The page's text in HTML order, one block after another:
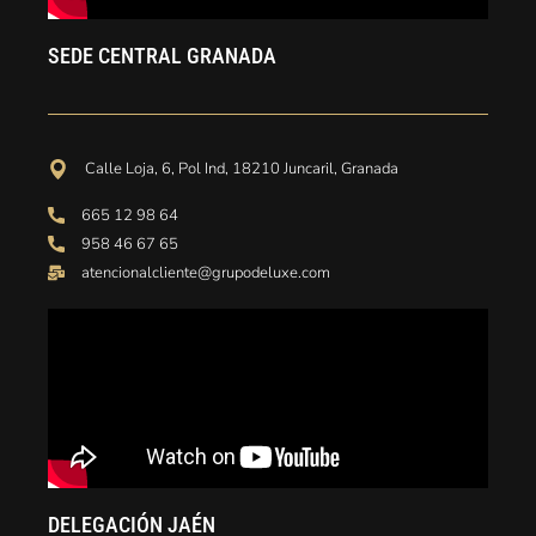
SEDE CENTRAL GRANADA
Calle Loja, 6, Pol Ind, 18210 Juncaril, Granada
665 12 98 64
958 46 67 65
atencionalcliente@grupodeluxe.com
DELEGACIÓN JAÉN